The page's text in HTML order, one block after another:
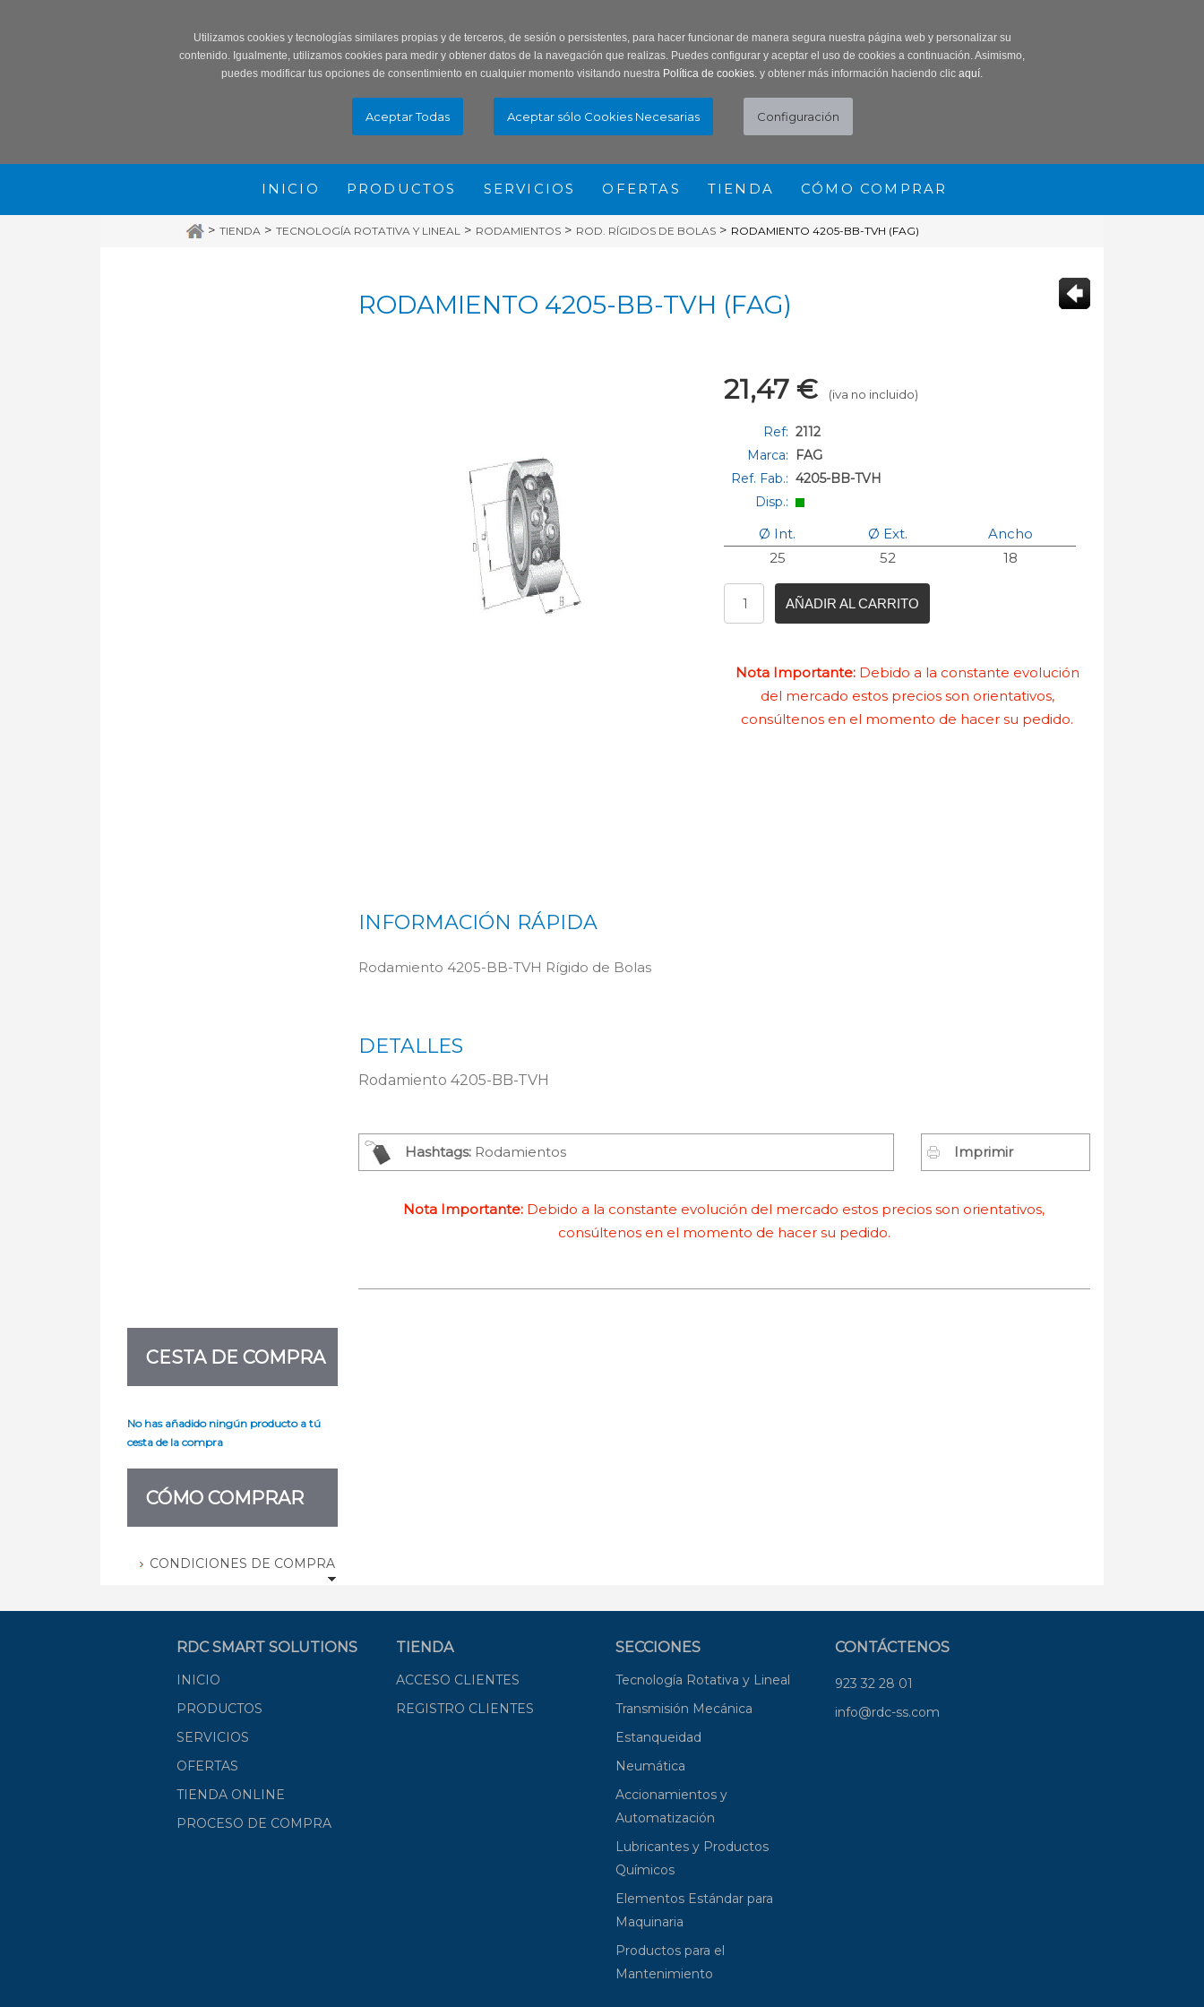
Utilizamos cookies y tecnologías similares propias y de terceros, de sesión o persistentes, para hacer funcionar de manera segura nuestra página web y personalizar su
contenido. Igualmente, utilizamos cookies para medir y obtener datos de la navegación que realizas. Puedes configurar y aceptar el uso de cookies a continuación. Asimismo,
puedes modificar tus opciones de consentimiento en cualquier momento visitando nuestra Política de cookies. y obtener más información haciendo clic aquí.
INICIO PRODUCTOS SERVICIOS OFERTAS TIENDA CÓMO COMPRAR
> TIENDA > TECNOLOGÍA ROTATIVA Y LINEAL > RODAMIENTOS > ROD. RÍGIDOS DE BOLAS > RODAMIENTO 4205-BB-TVH (FAG)
RODAMIENTO 4205-BB-TVH (FAG)
21,47 € (iva no incluido)
Ref:2112
Marca: FAG
Ref. Fab.:4205-BB-TVH
Disp.:
Ø Int. Ø Ext.
Ancho
25
52 18
AÑADIR AL CARRITO
Nota Importante:Debido a la constante evolución
del mercado estos precios son orientativos,
consúltenos en el momento de hacer su pedido.
INFORMACIÓN RÁPIDA
Rodamiento 4205-BB-TVH Rígido de Bolas
DETALLES
Rodamiento 4205-BB-TVH
Hashtags: Rodamientos Imprimir
Nota Importante: Debido a la constante evolución del mercado estos precios son orientativos,
consúltenos en el momento de hacer su pedido.
CESTA DE COMPRA
No has añadido ningún producto a tú
cesta de la compra
CÓMO COMPRAR
CONDICIONES DE COMPRA
RDC SMART SOLUTIONS
INICIO
PRODUCTOS
SERVICIOS
OFERTAS
TIENDA ONLINE
PROCESO DE COMPRA
TIENDA
ACCESO CLIENTES
REGISTRO CLIENTES
SECCIONES
Tecnología Rotativa y Lineal
Transmisión Mecánica
Estanqueidad
Neumática
Accionamientos y
Automatización
Lubricantes y Productos
Químicos
Elementos Estándar para
Maquinaria
Productos para el
Mantenimiento
CONTÁCTENOS
923 32 28 01
info@rdc-ss.com